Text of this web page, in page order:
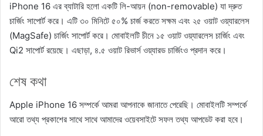
iPhone 16 এর ব্যাটারি হলো একটি লি-আয়ন (non-removable) যা দ্রুত
চার্জিং সাপোর্ট করে। এটি ৩০ মিনিটে ৫০% চার্জ করতে সক্ষম এবং ২৫ ওয়াট ওয়্যারলেস
(MagSafe) চার্জিং সাপোর্ট করে। মোবাইলটি চীনে ১৫ ওয়াট ওয়্যারলেস চার্জিং এবং
Qi2 সাপোর্ট রয়েছে। এছাড়া, ৪.৫ ওয়াট রিভার্স ওয়্যারড চার্জিংও প্রদান করে।
শেষ কথা
Apple iPhone 16 সম্পর্কে আমরা আপনাকে জানাতে পেরেছি। মোবাইলটি সম্পর্কে
আরো তথ্য প্রকাশের সাথে সাথে আমাদের ওয়েবসাইটে সফল তথ্য আপডেট করা হবে।